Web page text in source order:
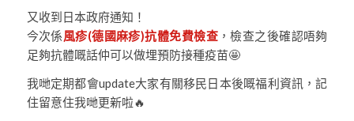
又收到日本政府通知！
今次係風疹(德國麻疹)抗體免費檢查，檢查之後確認唔夠
足夠抗體嘅話仲可以做埋預防接種疫苗🤩
我哋定期都會update大家有關移民日本後嘅福利資訊，記
住留意住我哋更新啦🔥